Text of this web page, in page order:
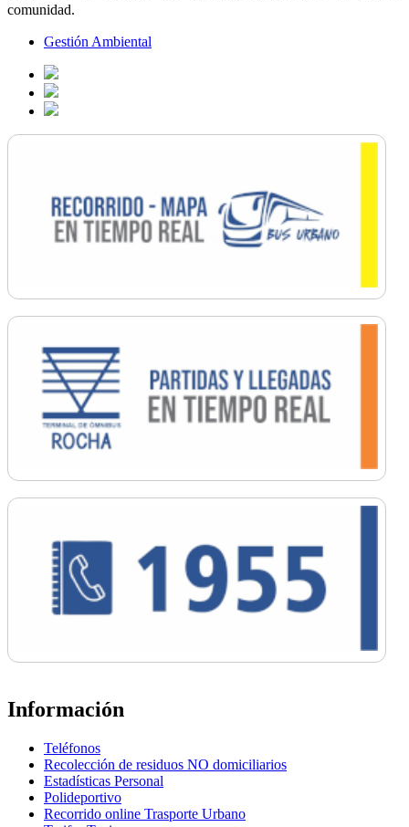
comunidad.
Gestión Ambiental
Información
Teléfonos
Recolección de residuos NO domiciliarios
Estadísticas Personal
Polideportivo
Recorrido online Trasporte Urbano